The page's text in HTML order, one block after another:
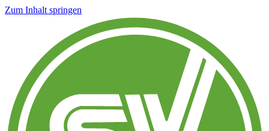
Zum Inhalt springen